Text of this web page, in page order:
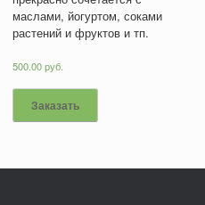
маслами, йогуртом, соками
растений и фруктов и тп.
500.00руб.
Заказать